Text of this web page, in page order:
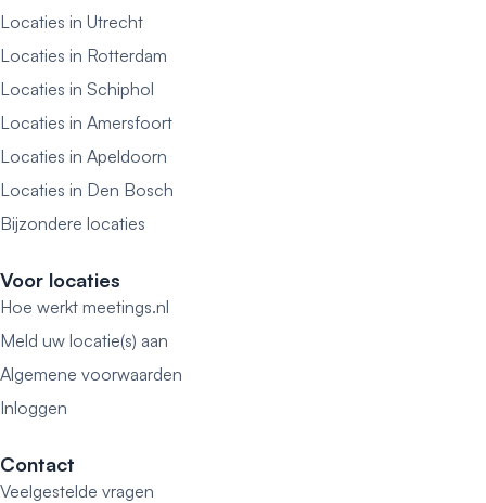
Locaties in Utrecht
Locaties in Rotterdam
Locaties in Schiphol
Locaties in Amersfoort
Locaties in Apeldoorn
Locaties in Den Bosch
Bijzondere locaties
Voor locaties
Hoe werkt meetings.nl
Meld uw locatie(s) aan
Algemene voorwaarden
Inloggen
Contact
Veelgestelde vragen